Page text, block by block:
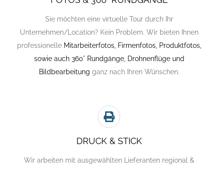
Sie möchten eine virtuelle Tour durch Ihr
Unternehmen/Location? Kein Problem. Wir bieten Ihnen
professionelle Mitarbeiterfotos, Firmenfotos, Produktfotos,
sowie auch 360° Rundgänge, Drohnenflüge und
Bildbearbeitung ganz nach Ihren Wünschen.
DRUCK & STICK
Wir arbeiten mit ausgewählten Lieferanten regional &